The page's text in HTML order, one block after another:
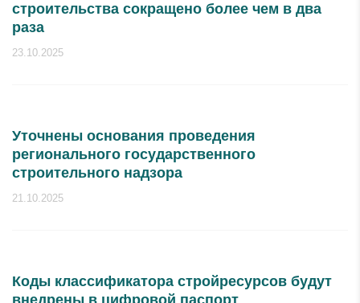
строительства сокращено более чем в два
раза
23.10.2025
Уточнены основания проведения
регионального государственного
строительного надзора
21.10.2025
Коды классификатора стройресурсов будут
внедрены в цифровой паспорт